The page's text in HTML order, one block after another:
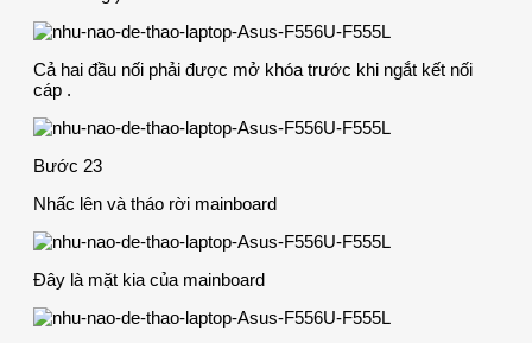
Cả hai đầu nối phải được mở khóa trước khi ngắt kết nối
cáp .
Bước 23
Nhấc lên và tháo rời mainboard
Đây là mặt kia của mainboard